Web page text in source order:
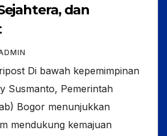
dan
Di bawah kepemimpinan
Susmanto, Pemerintah
Bogor menunjukkan
mendukung kemajuan